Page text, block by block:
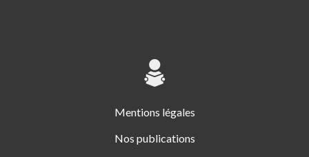
Mentions légales
Nos publications